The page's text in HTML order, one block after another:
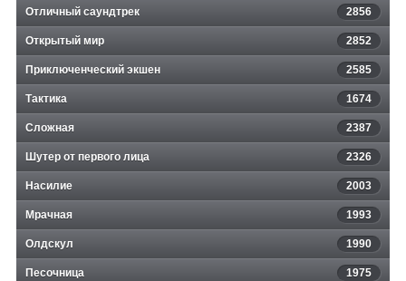
Отличный саундтрек 2856
Открытый мир 2852
Приключенческий экшен 2585
Тактика 1674
Сложная 2387
Шутер от первого лица 2326
Насилие 2003
Мрачная 1993
Олдскул 1990
Песочница 1975